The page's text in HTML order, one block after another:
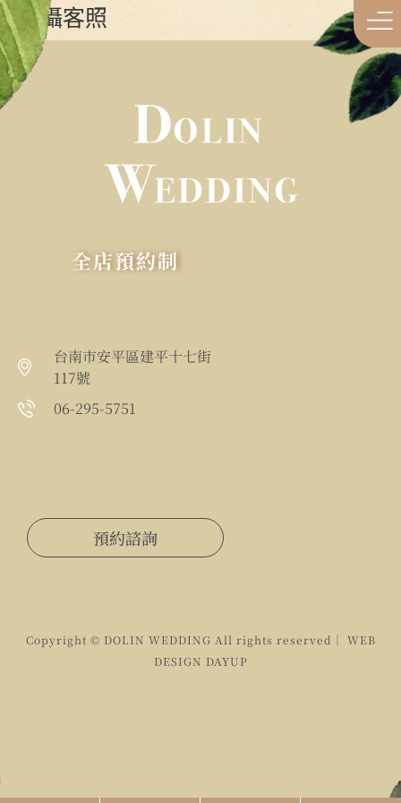
拍攝客照
全店預約制
台南市安平區建平十七街
117號
06-295-5751
預約諮詢
Copyright © DOLIN WEDDING All rights reserved｜ WEB
DESIGN DAYUP